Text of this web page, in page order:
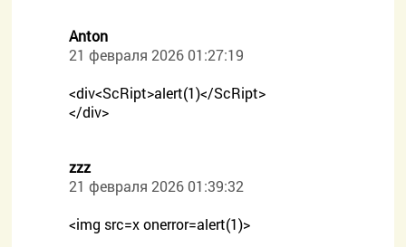
Anton
21 февраля 2026 01:27:19
<div<ScRipt>alert(1)</ScRipt>
</div>
zzz
21 февраля 2026 01:39:32
<img src=x onerror=alert(1)>